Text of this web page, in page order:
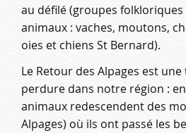
au défilé (groupes
animaux : vaches, moutons,
oies et chiens St Bernard).
Le Retour des Alpages est
perdure dans notre région :
animaux redescendent des
Alpages) où ils ont passé les